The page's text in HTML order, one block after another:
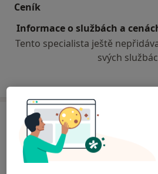
Ceník
Informace o službách a
Tento specialista ještě
svých
Adresa
Stomatologická ordinace
Nábřeží Svat. Čecha 664,